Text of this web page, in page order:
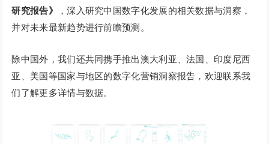
研究报告》
，深入研究中国数字化发展的相关数据与洞察，
并对未来最新趋势进行前瞻预测。
除中国外，我们还共同携手推出澳大利亚、法国、印度尼西
亚、美国等国家与地区的数字化营销洞察报告，欢迎联系我
们了解更多详情与数据。